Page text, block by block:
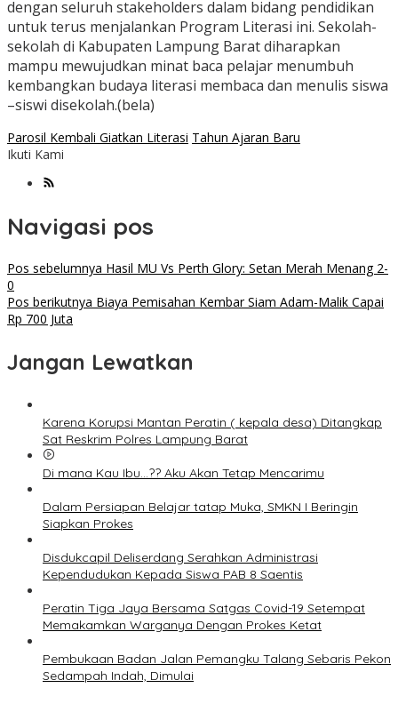
dengan seluruh stakeholders dalam bidang pendidikan
untuk terus menjalankan Program Literasi ini. Sekolah-
sekolah di Kabupaten Lampung Barat diharapkan
mampu mewujudkan minat baca pelajar menumbuh
kembangkan budaya literasi membaca dan menulis siswa
–siswi disekolah.(bela)
Parosil Kembali Giatkan Literasi Tahun Ajaran Baru
Ikuti Kami
Navigasi pos
Pos sebelumnya Hasil MU Vs Perth Glory: Setan Merah Menang 2-
0
Pos berikutnya Biaya Pemisahan Kembar Siam Adam-Malik Capai
Rp 700 Juta
Jangan Lewatkan
Karena Korupsi Mantan Peratin ( kepala desa) Ditangkap
Sat Reskrim Polres Lampung Barat
Di mana Kau Ibu…?? Aku Akan Tetap Mencarimu
Dalam Persiapan Belajar tatap Muka, SMKN I Beringin
Siapkan Prokes
Disdukcapil Deliserdang Serahkan Administrasi
Kependudukan Kepada Siswa PAB 8 Saentis
Peratin Tiga Jaya Bersama Satgas Covid-19 Setempat
Memakamkan Warganya Dengan Prokes Ketat
Pembukaan Badan Jalan Pemangku Talang Sebaris Pekon
Sedampah Indah, Dimulai